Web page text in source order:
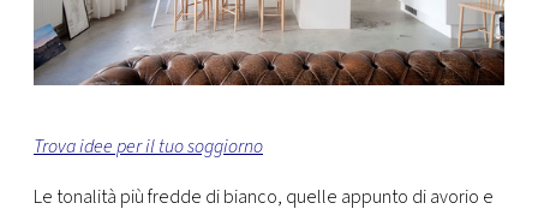
Trova idee per il tuo soggiorno
Le tonalità più fredde di bianco, quelle appunto di avorio e